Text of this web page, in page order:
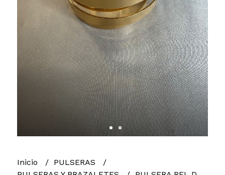
Inicio
PULSERAS